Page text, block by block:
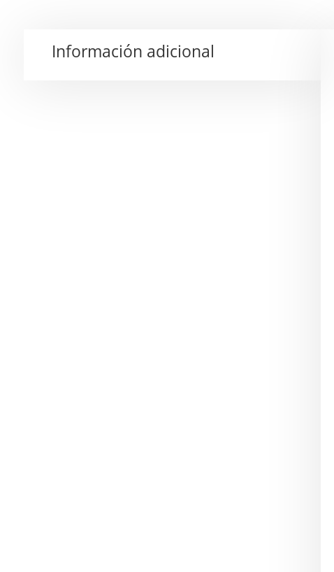
Información adicional